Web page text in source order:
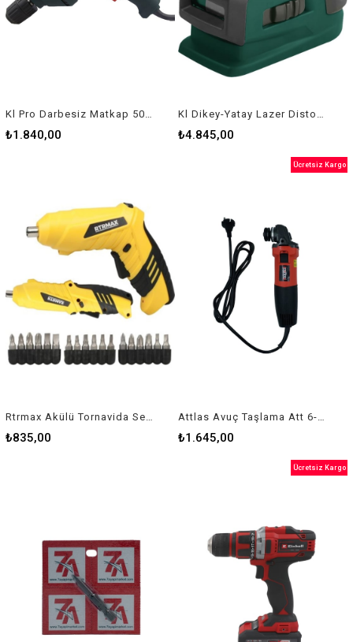
₺1.840,00 ₺4.845,00
Rtrmax Akülü Tornavida Seti 3,6V Li-on Rtm 326
₺835,00
Attlas Avuç Taşlama Att 6-115 550 W
₺1.645,00
Ücretsiz Kargo
Ücretsiz Kargo